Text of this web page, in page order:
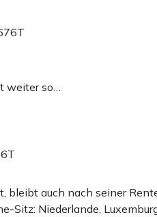
weiter so…
bleibt auch nach seiner
Sitz: Niederlande,